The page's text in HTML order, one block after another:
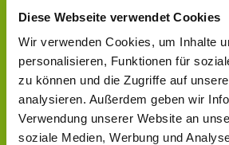
Diese Webseite verwendet Cookies
Wir verwenden Cookies, um Inhalte
personalisieren, Funktionen für
zu können und die Zugriffe auf
analysieren. Außerdem geben wir
Verwendung unserer Website an
soziale Medien, Werbung und